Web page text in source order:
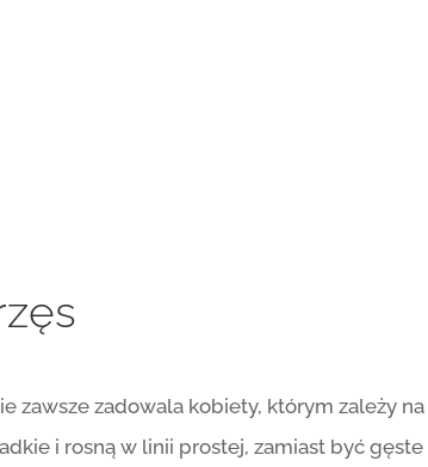
zawsze zadowala kobiety, którym zależy
i rosną w linii prostej, zamiast być